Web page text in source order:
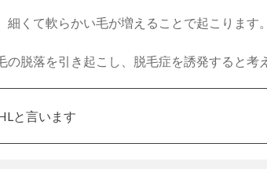
くて軟らかい毛が増えることで起こります。
脱落を引き起こし、脱毛症を誘発すると考
と言います